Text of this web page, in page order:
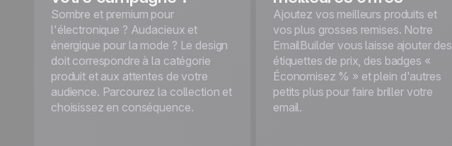
Sombre et premium pour
l'électronique ? Audacieux et
énergique pour la mode ? Le design
doit correspondre à la catégorie
produit et aux attentes de votre
audience. Parcourez la collection et
choisissez en conséquence.
Ajoutez vos meilleurs produits et
vos plus grosses remises. Notre
EmailBuilder vous laisse ajouter des
étiquettes de prix, des badges «
Économisez % » et plein d'autres
petits plus pour faire briller votre
email.